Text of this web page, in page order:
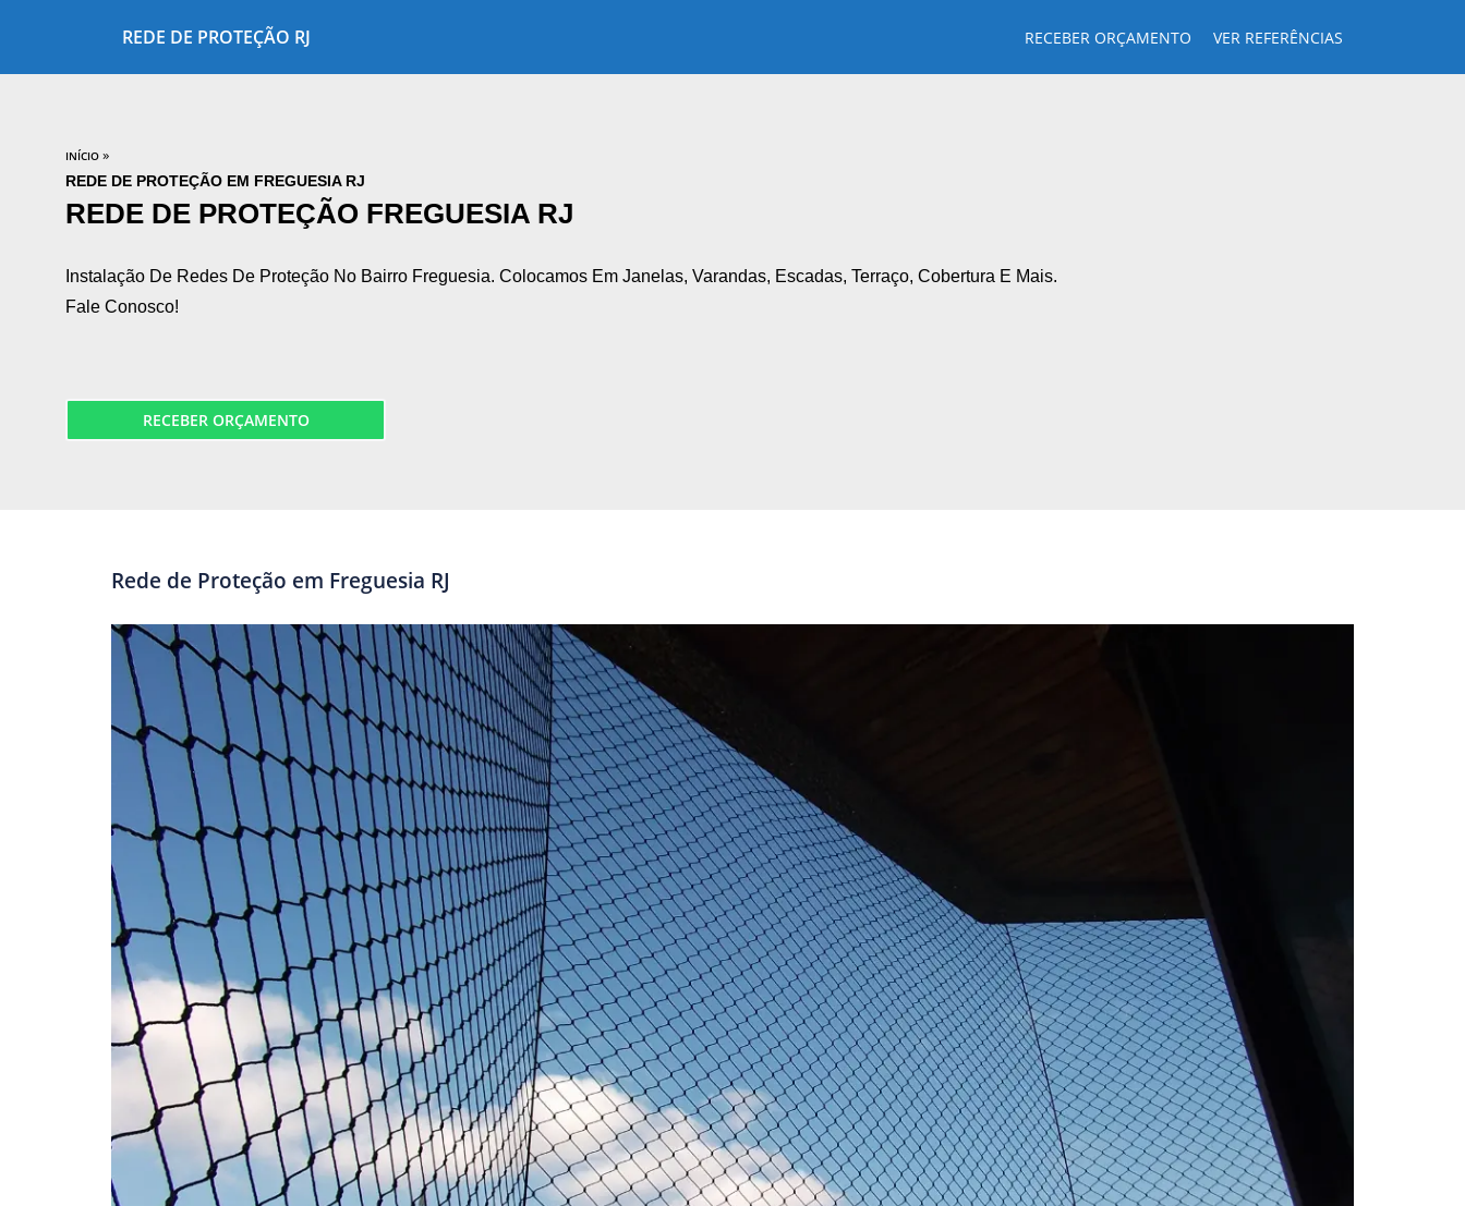
REDE DE PROTEÇÃO RJ RECEBER ORÇAMENTO VER REFERÊNCIAS
INÍCIO »
REDE DE PROTEÇÃO EM FREGUESIA RJ
REDE DE PROTEÇÃO FREGUESIA RJ
Instalação De Redes De Proteção No Bairro Freguesia. Colocamos Em Janelas, Varandas, Escadas, Terraço, Cobertura E Mais.
Fale Conosco!
RECEBER ORÇAMENTO
Rede de Proteção em Freguesia RJ